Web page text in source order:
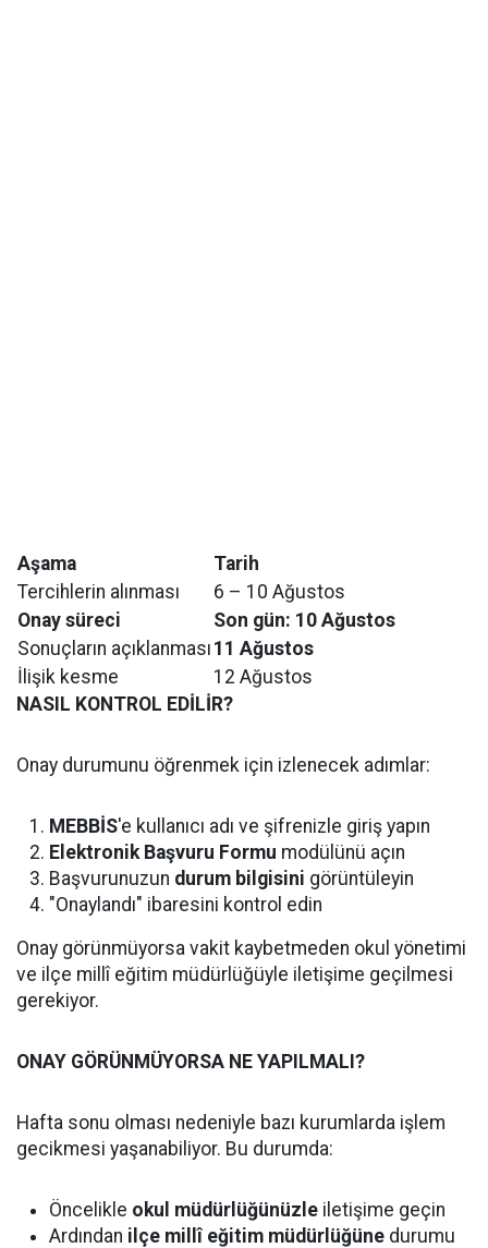
Aşama
Tarih
Tercihlerin alınması
6 – 10 Ağustos
Onay süreci
Son gün: 10 Ağustos
Sonuçların açıklanması 11 Ağustos
İlişik kesme
12 Ağustos
NASIL KONTROL EDİLİR?
Onay durumunu öğrenmek için izlenecek adımlar:
MEBBİS'e kullanıcı adı ve şifrenizle giriş yapın
Elektronik Başvuru Formu modülünü açın
Başvurunuzun durum bilgisini görüntüleyin
"Onaylandı" ibaresini kontrol edin
Onay görünmüyorsa vakit kaybetmeden okul yönetimi
ve ilçe millî eğitim müdürlüğüyle iletişime geçilmesi
gerekiyor.
ONAY GÖRÜNMÜYORSA NE YAPILMALI?
Hafta sonu olması nedeniyle bazı kurumlarda işlem
gecikmesi yaşanabiliyor. Bu durumda:
Öncelikle okul müdürlüğünüzle iletişime geçin
Ardından ilçe millî eğitim müdürlüğüne durumu